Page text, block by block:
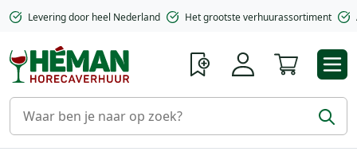
Levering door heel Nederland Het grootste verhuurassortiment